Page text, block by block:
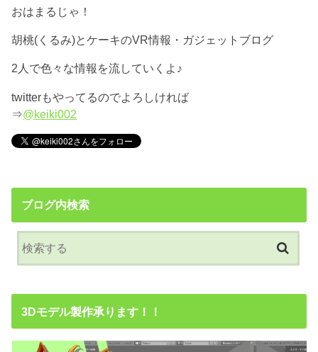
おはまるじゃ！
胡桃(くるみ)とケーキのVR情報・ガジェットブログ
2人で色々な情報を流していくよ♪
twitterもやってるのでよろしければ
⇒@keiki002
ブログ内検索
3Dモデル製作承ります！！